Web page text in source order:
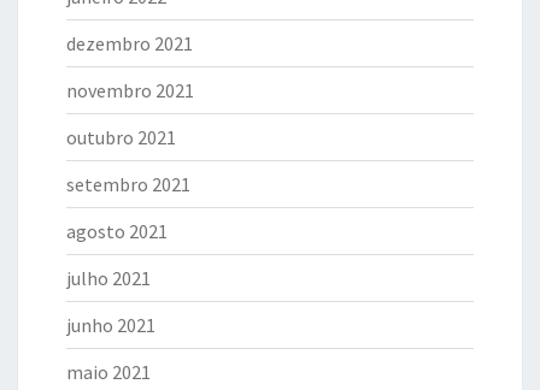
dezembro 2021
novembro 2021
outubro 2021
setembro 2021
agosto 2021
julho 2021
junho 2021
maio 2021